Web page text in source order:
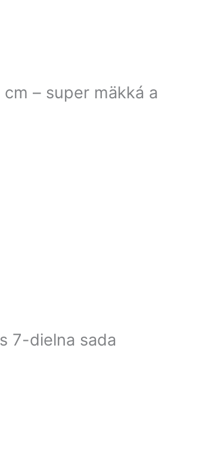
– super mäkká a
7-dielna sada